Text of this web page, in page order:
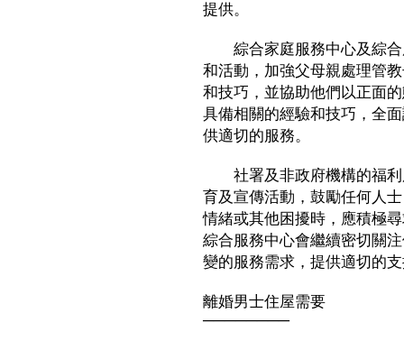
提供。
綜合家庭服務中心及綜合
和活動，加強父母親處理管
和技巧，並協助他們以正面
具備相關的經驗和技巧，全
供適切的服務。
社署及非政府機構的福利
育及宣傳活動，鼓勵任何人
情緒或其他困擾時，應積極
綜合服務中心會繼續密切關
變的服務需求，提供適切的
離婚男士住屋需要
────────